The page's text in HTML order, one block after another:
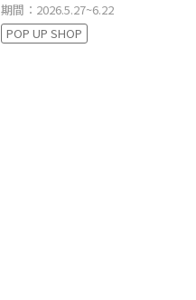
期間：2026.5.27~6.22
POP UP SHOP